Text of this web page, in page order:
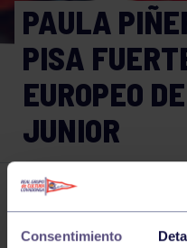
Consentimiento
PAULA
PISA
EUROPEO
JUNIOR
Comparte